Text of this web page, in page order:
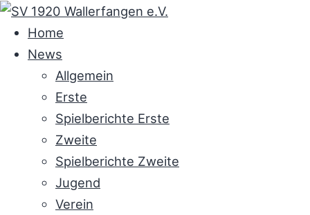
Skip
content
Home
News
Allgemein
Erste
Spielberichte Erste
Zweite
Spielberichte Zweite
Jugend
Verein